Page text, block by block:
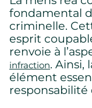
fondamental
criminelle.
esprit
renvoie à
infraction. Ainsi,
élément
responsabilité